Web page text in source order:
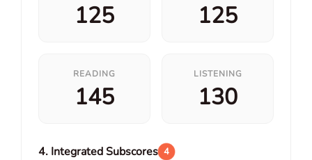
125 125
READING
145
LISTENING
130
4. Integrated Subscores 4